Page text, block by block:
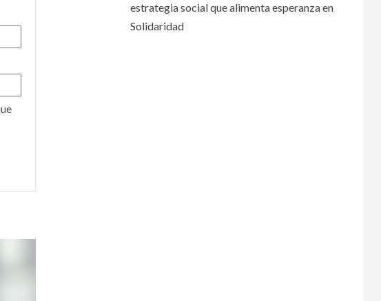
estrategia social que alimenta esperanza en
Solidaridad